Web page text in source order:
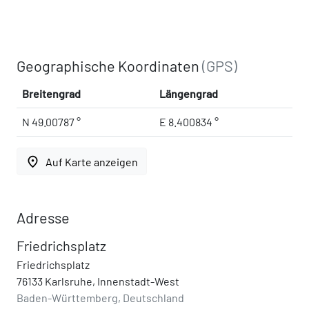
Geographische Koordinaten(GPS)
Breitengrad Längengrad
N 49.00787 ° E 8.400834 °
place Auf Karte anzeigen
Adresse
Friedrichsplatz
Friedrichsplatz
76133 Karlsruhe, Innenstadt-West
Baden-Württemberg, Deutschland